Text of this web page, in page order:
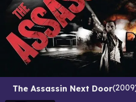
The Assassin Next Door 2009